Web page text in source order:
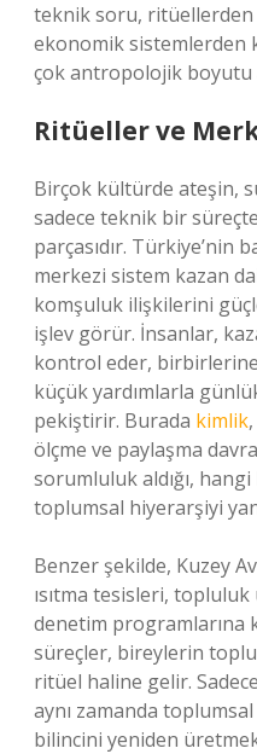
teknik soru, ritüellerden
ekonomik sistemlerden
çok antropolojik boyutu
Ritüeller ve
Birçok kültürde ateşin,
sadece teknik bir
parçasıdır. Türkiye’nin
merkezi sistem kazan
komşuluk ilişkilerini
işlev görür. İnsanlar,
kontrol eder,
küçük yardımlarla
pekiştirir. Burada kimlik
ölçme ve paylaşma
sorumluluk aldığı,
toplumsal hiyerarşiyi
Benzer şekilde, Kuzey
ısıtma tesisleri, topluluk
denetim programlarına
süreçler, bireylerin
ritüel haline gelir.
aynı zamanda
bilincini yeniden